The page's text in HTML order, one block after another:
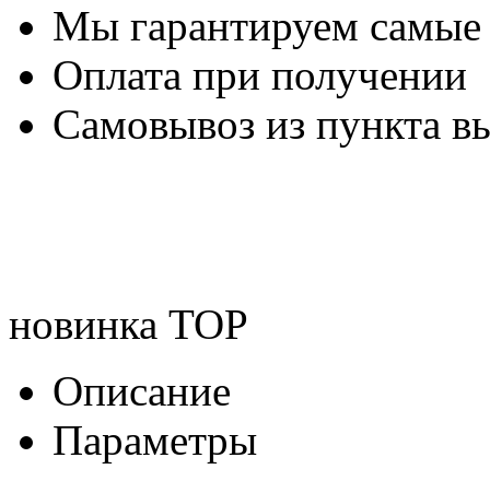
Мы гарантируем
Оплата при получении
Самовывоз из пункта
новинка TOP
Описание
Параметры